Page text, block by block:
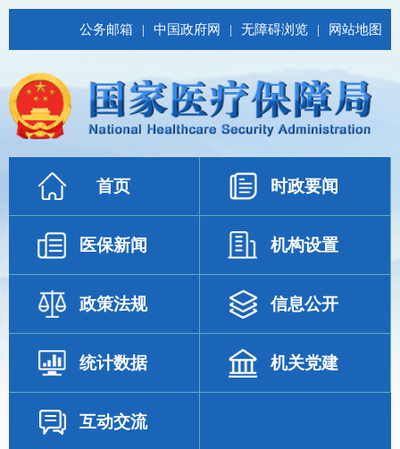
公务邮箱 | 中国政府网 | 无障碍浏览 | 网站地图
首页 时政要闻
医保新闻 机构设置
政策法规 信息公开
统计数据 机关党建
互动交流